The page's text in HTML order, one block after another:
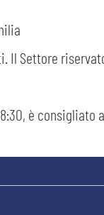
Il Settore
è consigliato